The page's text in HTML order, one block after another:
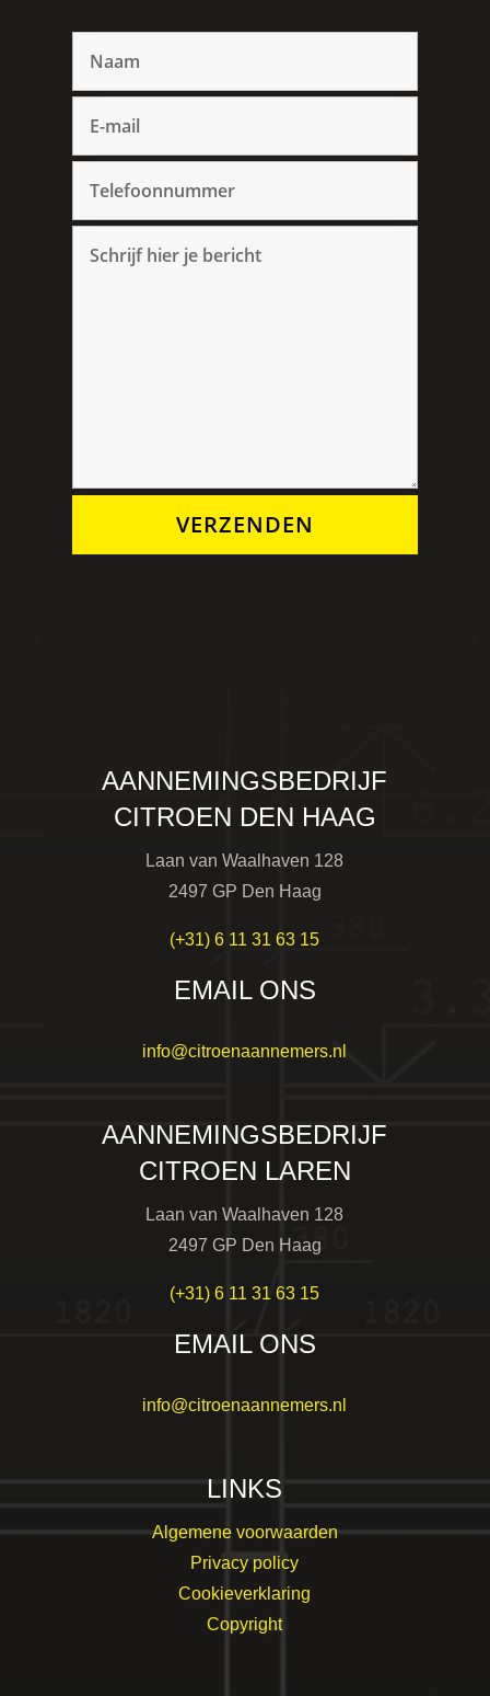
VERZENDEN
AANNEMINGSBEDRIJF
CITROEN DEN HAAG
Laan van Waalhaven 128
2497 GP Den Haag
(+31) 6 11 31 63 15
EMAIL ONS
info@citroenaannemers.nl
AANNEMINGSBEDRIJF
CITROEN LAREN
Laan van Waalhaven 128
2497 GP Den Haag
(+31) 6 11 31 63 15
EMAIL ONS
info@citroenaannemers.nl
LINKS
Algemene voorwaarden
Privacy policy
Cookieverklaring
Copyright